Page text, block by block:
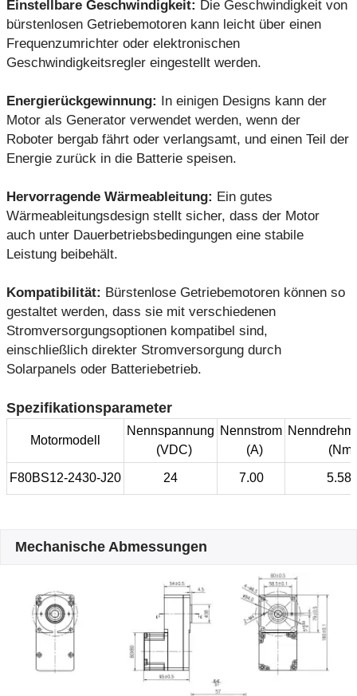
Einstellbare Geschwindigkeit: Die Geschwindigkeit von
bürstenlosen Getriebemotoren kann leicht über einen
Frequenzumrichter oder elektronischen
Geschwindigkeitsregler eingestellt werden.
Energierückgewinnung: In einigen Designs kann der
Motor als Generator verwendet werden, wenn der
Roboter bergab fährt oder verlangsamt, und einen Teil der
Energie zurück in die Batterie speisen.
Hervorragende Wärmeableitung: Ein gutes
Wärmeableitungsdesign stellt sicher, dass der Motor
auch unter Dauerbetriebsbedingungen eine stabile
Leistung beibehält.
Kompatibilität: Bürstenlose Getriebemotoren können so
gestaltet werden, dass sie mit verschiedenen
Stromversorgungsoptionen kompatibel sind,
einschließlich direkter Stromversorgung durch
Solarpanels oder Batteriebetrieb.
Spezifikationsparameter
Motormodell
Nennspannung
(VDC)
Nennstrom
(A)
(Nm)
F80BS12-2430-J20 24 7.00 5.58
Mechanische Abmessungen